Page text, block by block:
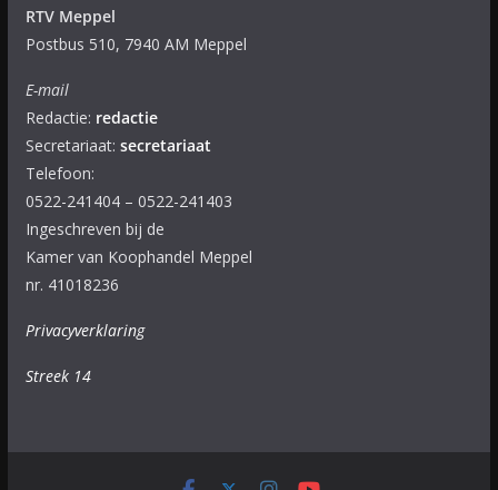
RTV Meppel
Postbus 510, 7940 AM Meppel
E-mail
Redactie: redactie
Secretariaat: secretariaat
Telefoon:
0522-241404 – 0522-241403
Ingeschreven bij de
Kamer van Koophandel Meppel
nr. 41018236
Privacyverklaring
Streek 14